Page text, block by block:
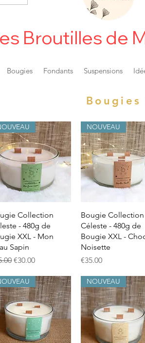
Broutilles de
Bougies Fondants Suspensions
Quick View
Collection
- 480g de
XXL - Mon
Sapin
Price
Sale Price
€30.00
Quick View
NOUVEAU
Bougie Collection
Céleste - 480g de
Bougie XXL -
Noisette
Price
€35.00
NOUVEAU